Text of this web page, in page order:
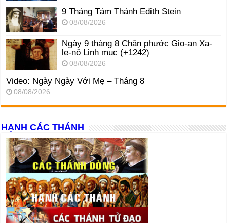
9 Tháng Tám Thánh Edith Stein
08/08/2026
Ngày 9 tháng 8 Chân phước Gio-an Xa-
le-nô Linh mục (+1242)
08/08/2026
Video: Ngày Ngày Với Mẹ – Tháng 8
08/08/2026
HẠNH CÁC THÁNH